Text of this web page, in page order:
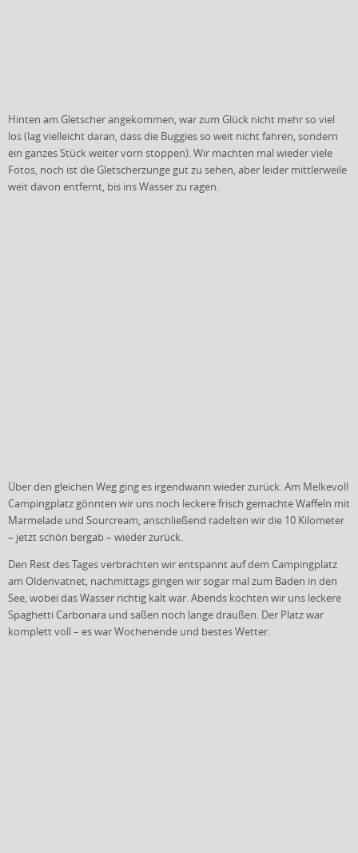
Hinten am Gletscher angekommen, war zum Glück nicht mehr so viel
los (lag vielleicht daran, dass die Buggies so weit nicht fahren, sondern
ein ganzes Stück weiter vorn stoppen). Wir machten mal wieder viele
Fotos, noch ist die Gletscherzunge gut zu sehen, aber leider mittlerweile
weit davon entfernt, bis ins Wasser zu ragen.
Über den gleichen Weg ging es irgendwann wieder zurück. Am Melkevoll
Campingplatz gönnten wir uns noch leckere frisch gemachte Waffeln mit
Marmelade und Sourcream, anschließend radelten wir die 10 Kilometer
– jetzt schön bergab – wieder zurück.
Den Rest des Tages verbrachten wir entspannt auf dem Campingplatz
am Oldenvatnet, nachmittags gingen wir sogar mal zum Baden in den
See, wobei das Wasser richtig kalt war. Abends kochten wir uns leckere
Spaghetti Carbonara und saßen noch lange draußen. Der Platz war
komplett voll – es war Wochenende und bestes Wetter.